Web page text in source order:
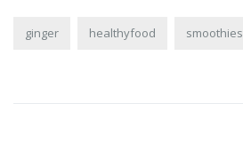
ginger healthyfood smoothies